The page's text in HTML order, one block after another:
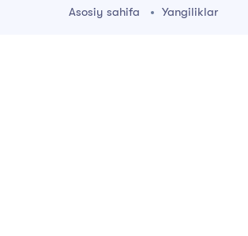
Asosiy sahifa Yangiliklar